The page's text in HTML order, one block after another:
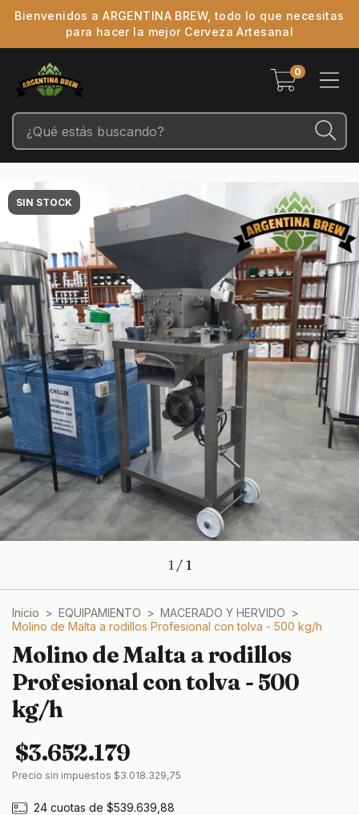
Bienvenidos a ARGENTINA BREW, todo lo que necesitas
para hacer la mejor Cerveza Artesanal
0
SIN STOCK
1/ 1
Inicio > EQUIPAMIENTO > MACERADO Y HERVIDO >
Molino de Malta a rodillos Profesional con tolva - 500 kg/h
Molino de Malta a rodillos
Profesional con tolva - 500
kg/h
$3.652.179
Precio sin impuestos $3.018.329,75
24 cuotas de $539.639,88